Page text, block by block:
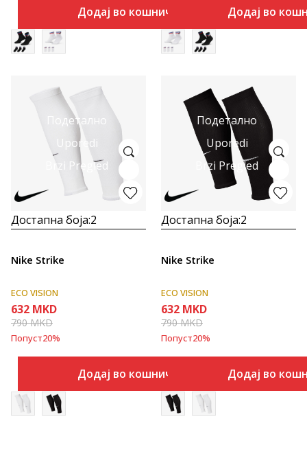
Додај во кошничка Додај во
Подетално
Uporedi
Brzi Pregled
Достапна боја:2
Nike Strike
ECO VISION
632 MKD
790MKD
Попуст20%
Додај во кошничка
Подетално
Uporedi
Brzi Pregled
Достапна боја:2
Nike Strike
ECO VISION
632 MKD
790MKD
Попуст20%
Додај во